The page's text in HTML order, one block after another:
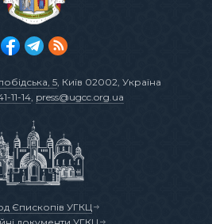
5, Київ 02002, Україна
11-14, press@ugcc.org.ua
Єпископів УГКЦ